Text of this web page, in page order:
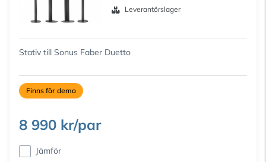
Leverantörslager
Stativ till Sonus Faber Duetto
Finns för demo
8 990 kr/par
Jämför